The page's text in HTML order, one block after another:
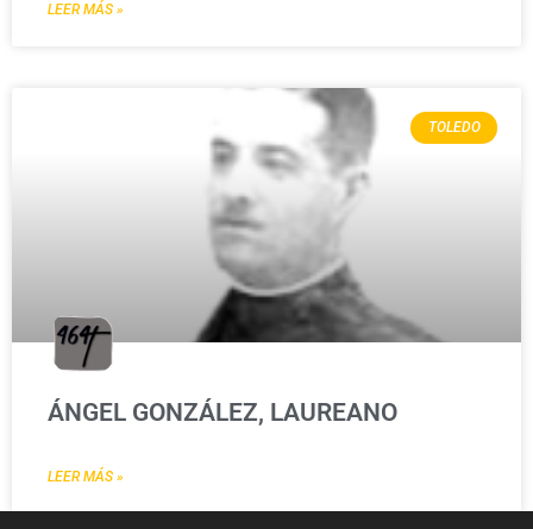
LEER MÁS »
TOLEDO
ÁNGEL GONZÁLEZ, LAUREANO
LEER MÁS »